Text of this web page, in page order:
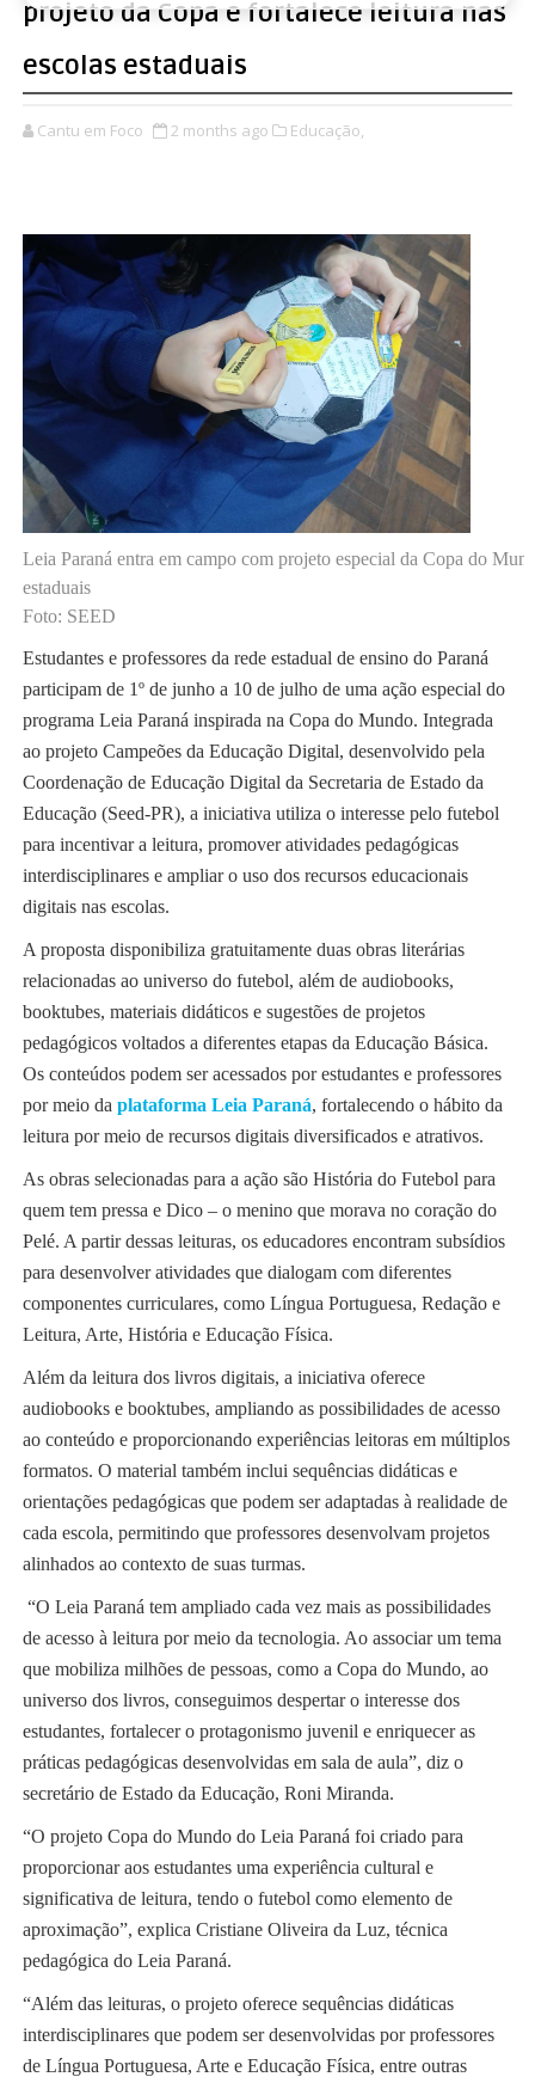
projeto da Copa e fortalece leitura nas
escolas estaduais
Cantu em Foco 2 months ago Educação,
Leia Paraná entra em campo com projeto especial da Copa do
estaduais
Foto: SEED
Estudantes e professores da rede estadual de ensino do Paraná
participam de 1º de junho a 10 de julho de uma ação especial do
programa Leia Paraná inspirada na Copa do Mundo. Integrada
ao projeto Campeões da Educação Digital, desenvolvido pela
Coordenação de Educação Digital da Secretaria de Estado da
Educação (Seed-PR), a iniciativa utiliza o interesse pelo futebol
para incentivar a leitura, promover atividades pedagógicas
interdisciplinares e ampliar o uso dos recursos educacionais
digitais nas escolas.
A proposta disponibiliza gratuitamente duas obras literárias
relacionadas ao universo do futebol, além de audiobooks,
booktubes, materiais didáticos e sugestões de projetos
pedagógicos voltados a diferentes etapas da Educação Básica.
Os conteúdos podem ser acessados por estudantes e professores
por meio da plataforma Leia Paraná, fortalecendo o hábito da
leitura por meio de recursos digitais diversificados e atrativos.
As obras selecionadas para a ação são História do Futebol para
quem tem pressa e Dico – o menino que morava no coração do
Pelé. A partir dessas leituras, os educadores encontram subsídios
para desenvolver atividades que dialogam com diferentes
componentes curriculares, como Língua Portuguesa, Redação e
Leitura, Arte, História e Educação Física.
Além da leitura dos livros digitais, a iniciativa oferece
audiobooks e booktubes, ampliando as possibilidades de acesso
ao conteúdo e proporcionando experiências leitoras em múltiplos
formatos. O material também inclui sequências didáticas e
orientações pedagógicas que podem ser adaptadas à realidade de
cada escola, permitindo que professores desenvolvam projetos
alinhados ao contexto de suas turmas.
“O Leia Paraná tem ampliado cada vez mais as possibilidades
de acesso à leitura por meio da tecnologia. Ao associar um tema
que mobiliza milhões de pessoas, como a Copa do Mundo, ao
universo dos livros, conseguimos despertar o interesse dos
estudantes, fortalecer o protagonismo juvenil e enriquecer as
práticas pedagógicas desenvolvidas em sala de aula”, diz o
secretário de Estado da Educação, Roni Miranda.
“O projeto Copa do Mundo do Leia Paraná foi criado para
proporcionar aos estudantes uma experiência cultural e
significativa de leitura, tendo o futebol como elemento de
aproximação”, explica Cristiane Oliveira da Luz, técnica
pedagógica do Leia Paraná.
“Além das leituras, o projeto oferece sequências didáticas
interdisciplinares que podem ser desenvolvidas por professores
de Língua Portuguesa, Arte e Educação Física, entre outras